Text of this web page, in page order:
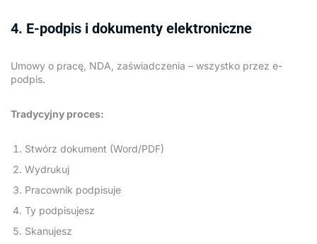
4. E-podpis i dokumenty elektroniczne
Umowy o pracę, NDA, zaświadczenia – wszystko przez e-
podpis.
Tradycyjny proces:
Stwórz dokument (Word/PDF)
Wydrukuj
Pracownik podpisuje
Ty podpisujesz
Skanujesz